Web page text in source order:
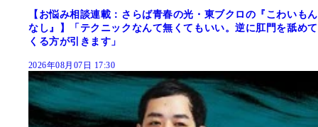
【お悩み相談連載：さらば青春の光・東ブクロの『こわいもん
なし』】「テクニックなんて無くてもいい。逆に肛門を舐めて
くる方が引きます」
2026年08月07日 17:30